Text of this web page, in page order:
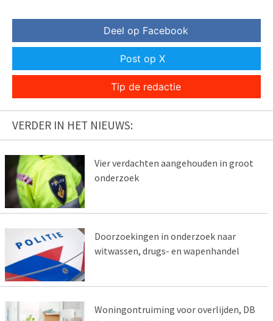
Deel op Facebook
Post op X
Tip de redactie
VERDER IN HET NIEUWS:
Vier verdachten aangehouden in groot
onderzoek
Doorzoekingen in onderzoek naar
witwassen, drugs- en wapenhandel
Woningontruiming voor overlijden, DB